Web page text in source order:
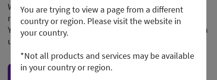
We apologize for any inconvenience, but this form is
not available in your region or country.
You may want to visit your local site or access the form
unconditionally.
Visit local site
You are trying to view a page from a different
country or region. Please visit the website in
your country.
*Not all products and services may be available
in your country or region.